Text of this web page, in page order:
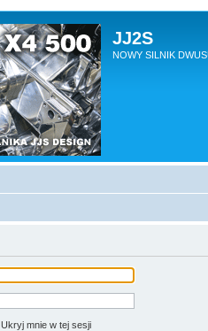
JJ2S
NOWY SILNIK
Ukryj mnie w tej sesji